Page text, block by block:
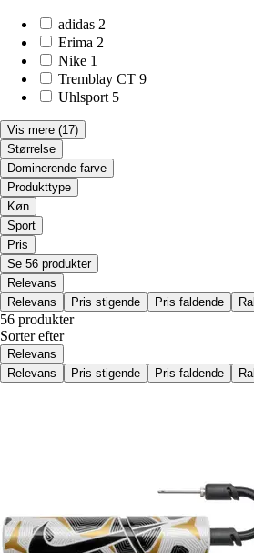
adidas 2
Erima 2
Nike 1
Tremblay CT 9
Uhlsport 5
Vis mere (17)
Størrelse
Dominerende farve
Produkttype
Køn
Sport
Pris
Se 56 produkter
Relevans
Relevans
Pris stigende Pris faldende
56 produkter
Sorter efter
Relevans
Relevans
Pris stigende Pris faldende